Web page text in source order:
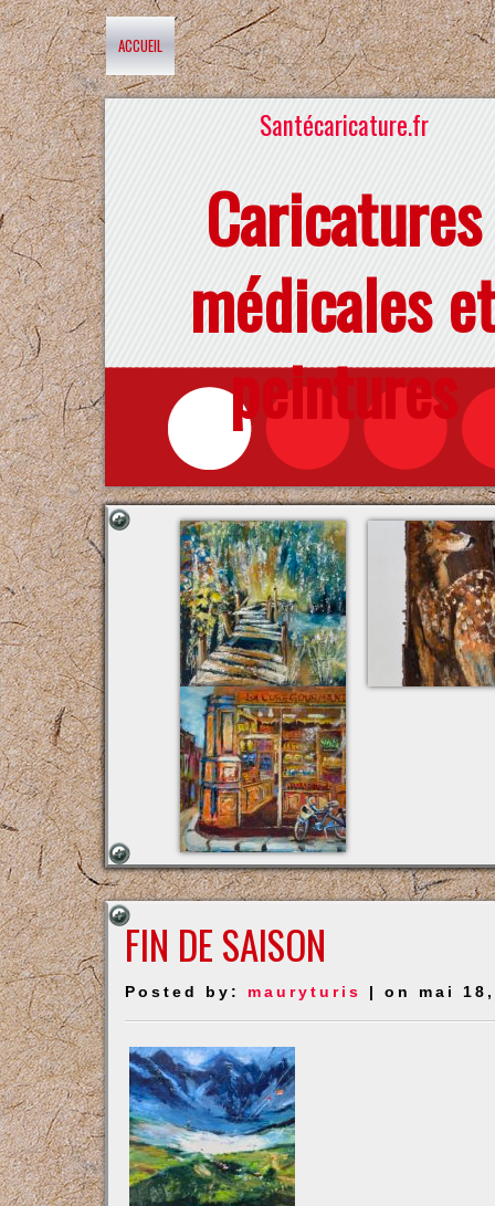
ACCUEIL
Santécaricature.fr
Caricatures
médicales
peintures
FIN DE SAISON
Posted by: mauryturis | on mai